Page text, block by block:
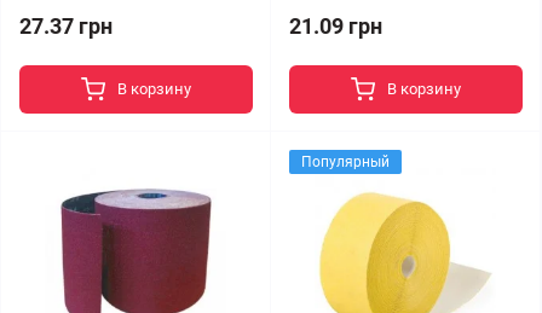
27.37 грн
В корзину
21.09 грн
В корзину
Популярный